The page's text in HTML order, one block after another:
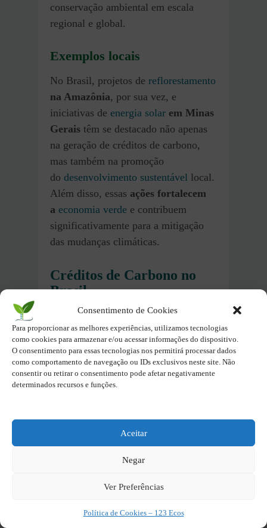
Consentimento de Cookies
Para proporcionar as melhores experiências, utilizamos tecnologias
como cookies para armazenar e/ou acessar informações do dispositivo.
O consentimento para essas tecnologias nos permitirá processar dados
como comportamento de navegação ou IDs exclusivos neste site. Não
consentir ou retirar o consentimento pode afetar negativamente
determinados recursos e funções.
Aceitar
Negar
Ver Preferências
Política de Cookies – 123 Ecos
conservação ambiental em escala
regional e global.
Exemplos locais
No Brasil, projetos de reflorestamento
na Amazônia, por sua vez, e
iniciativas de energia solar em Minas
Gerais têm se destacado não apenas
na geração de créditos de carbono,
mas também na promoção
do desenvolvimento sustentável local.
Além disso, essas ações fortalecem
a economia verde e contribuem
significativamente para a mitigação
das mudanças climáticas.
Créditos de Carbono no
Brasil
Legislação brasileira
No contexto das ações climáticas
globais,o Brasil possui um marco
regulatório consolidado para
créditos de carbono.
Mecanismo de Desenvolvimento
e adota